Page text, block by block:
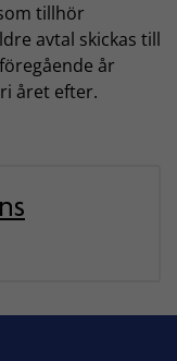
tillhör
avtal skickas till
år
året efter.